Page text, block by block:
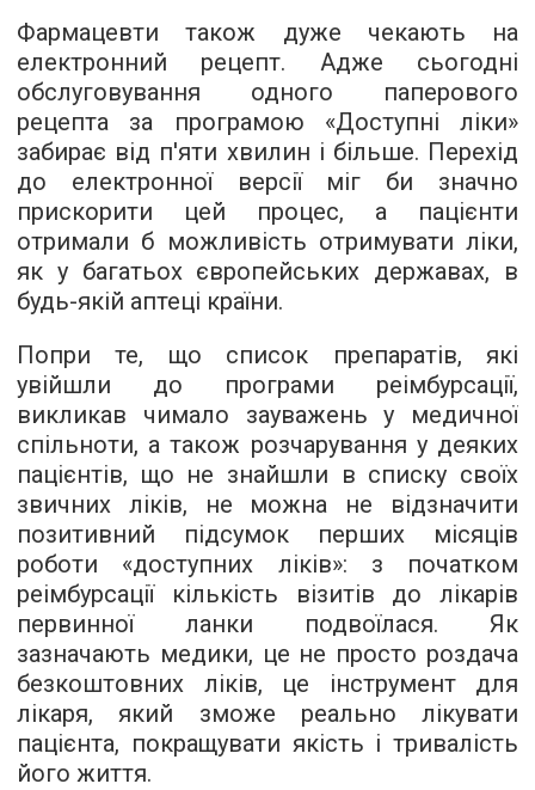
Фармацевти також дуже чекають на
електронний рецепт. Адже сьогодні
обслуговування одного паперового
рецепта за програмою «Доступні ліки»
забирає від п'яти хвилин і більше. Перехід
до електронної версії міг би значно
прискорити цей процес, а пацієнти
отримали б можливість отримувати ліки,
як у багатьох європейських державах, в
будь-якій аптеці країни.
Попри те, що список препаратів, які
увійшли до програми реімбурсації,
викликав чимало зауважень у медичної
спільноти, а також розчарування у деяких
пацієнтів, що не знайшли в списку своїх
звичних ліків, не можна не відзначити
позитивний підсумок перших місяців
роботи «доступних ліків»: з початком
реімбурсації кількість візитів до лікарів
первинної ланки подвоїлася. Як
зазначають медики, це не просто роздача
безкоштовних ліків, це інструмент для
лікаря, який зможе реально лікувати
пацієнта, покращувати якість і тривалість
його життя.